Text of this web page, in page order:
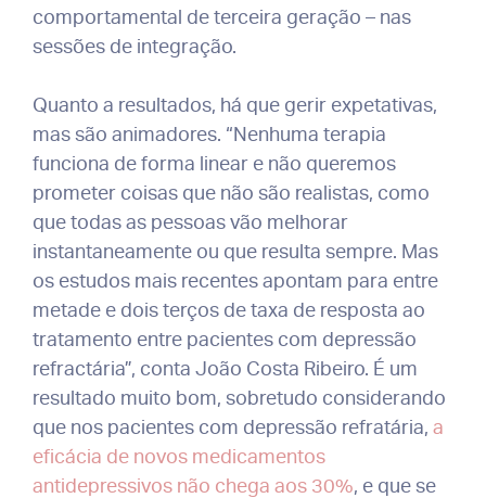
comportamental de terceira geração – nas
sessões de integração.
Quanto a resultados, há que gerir expetativas,
mas são animadores. “Nenhuma terapia
funciona de forma linear e não queremos
prometer coisas que não são realistas, como
que todas as pessoas vão melhorar
instantaneamente ou que resulta sempre. Mas
os estudos mais recentes apontam para entre
metade e dois terços de taxa de resposta ao
tratamento entre pacientes com depressão
refractária”, conta João Costa Ribeiro. É um
resultado muito bom, sobretudo considerando
que nos pacientes com depressão refratária, a
eficácia de novos medicamentos
antidepressivos não chega aos 30%, e que se